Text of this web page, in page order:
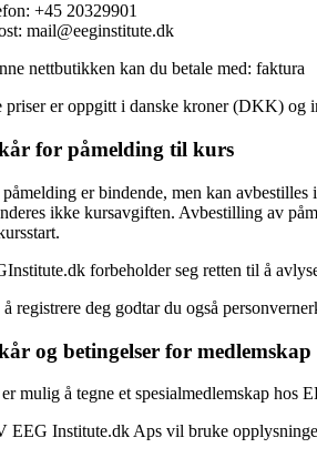
+45 20329901
mail@eeginstitute.dk
nettbutikken kan du betale med: faktura
priser er oppgitt i danske kroner (DKK) og
for påmelding til kurs
er bindende, men kan
ikke kursavgiften. Avbestilling av
forbeholder seg retten til å
å registrere deg godtar du også
og betingelser for medlemskap
mulig å tegne et spesialmedlemskap
EEG Institute.dk Aps vil bruke